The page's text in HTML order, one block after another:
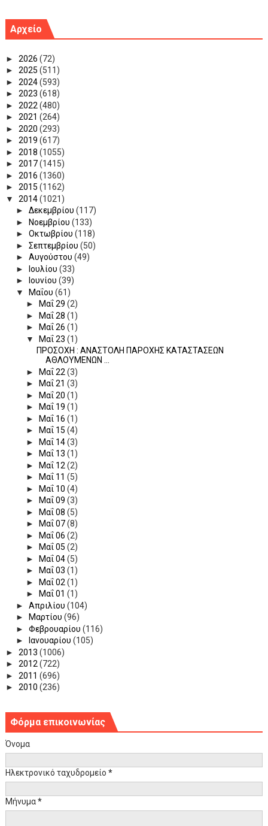
Αρχείο
► 2026 (72)
► 2025 (511)
► 2024(593)
► 2023 (618)
► 2022 (480)
► 2021 (264)
► 2020 (293)
► 2019 (617)
► 2018 (1055)
► 2017(1415)
► 2016 (1360)
► 2015 (1162)
▼ 2014(1021)
► Δεκεμβρίου (117)
►
Νοεμβρίου (133)
► Οκτωβρίου (118)
► Σεπτεμβρίου (50)
► Αυγούστου (49)
►
Ιουλίου (33)
►
Ιουνίου (39)
▼
Μαΐου (61)
►
Μαΐ 29 (2)
►
Μαΐ 28 (1)
►
Μαΐ 26 (1)
▼
Μαΐ 23 (1)
ΠΡΟΣΟΧΗ : ΑΝΑΣΤΟΛΗ ΠΑΡΟΧΗΣ ΚΑΤΑΣΤΑΣΕΩΝ
ΑΘΛΟΥΜΕΝΩΝ ...
►
Μαΐ 22 (3)
►
Μαΐ 21 (3)
►
Μαΐ 20 (1)
►
Μαΐ 19 (1)
►
Μαΐ 16 (1)
►
Μαΐ 15 (4)
►
Μαΐ 14(3)
►
Μαΐ 13 (1)
►
Μαΐ 12 (2)
►
Μαΐ 11 (5)
►
Μαΐ 10 (4)
►
Μαΐ 09 (3)
►
Μαΐ 08 (5)
►
Μαΐ 07(8)
►
Μαΐ 06 (2)
►
Μαΐ 05 (2)
►
Μαΐ 04(5)
►
Μαΐ 03 (1)
►
Μαΐ 02 (1)
►
Μαΐ 01 (1)
► Απριλίου (104)
►
Μαρτίου (96)
► Φεβρουαρίου (116)
►
Ιανουαρίου (105)
► 2013 (1006)
► 2012(722)
► 2011 (696)
► 2010 (236)
Φόρμα επικοινωνίας
Όνομα
Ηλεκτρονικό ταχυδρομείο *
Μήνυμα*